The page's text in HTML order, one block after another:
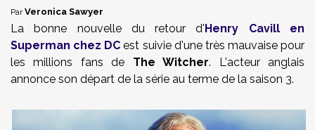
ParVeronica Sawyer
La bonne nouvelle du retour d'Henry Cavill en
Superman chez DC est suivie d'une très mauvaise pour
les millions fans de The Witcher. L'acteur anglais
annonce son départ de la série au terme de la saison 3.